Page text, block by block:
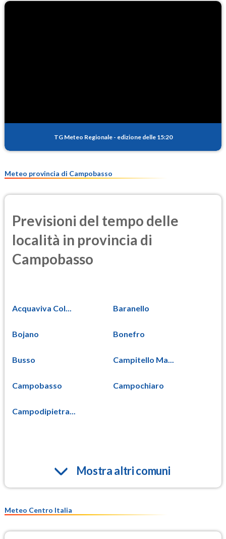
TG Meteo Regionale - edizione delle 15:20
Meteo provincia di Campobasso
Previsioni del tempo delle
località in provincia di
Campobasso
Acquaviva Col... Baranello
Bojano Bonefro
Busso Campitello Ma...
Campobasso Campochiaro
Campodipietra...
Mostra altri comuni
Meteo Centro Italia